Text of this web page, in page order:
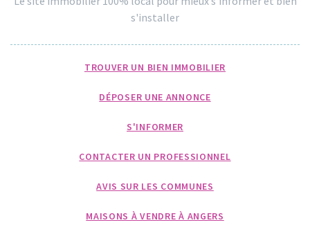
s'installer
TROUVER UN BIEN IMMOBILIER
DÉPOSER UNE ANNONCE
S'INFORMER
CONTACTER UN PROFESSIONNEL
AVIS SUR LES COMMUNES
MAISONS À VENDRE À ANGERS